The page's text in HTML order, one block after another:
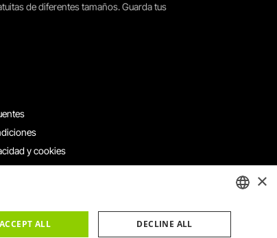
de diferentes tamaños. Guarda tus
y cookies
×
ACCEPT ALL DECLINE ALL